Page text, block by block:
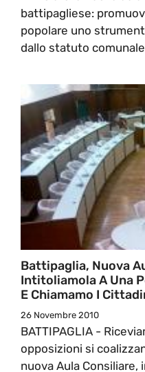
battipagliese:
popolare uno
dallo statuto
Battipaglia, Nuova
Intitoliamola A Una
E Chiamamo I
26 Novembre 2010
BATTIPAGLIA -
opposizioni si
nuova Aula Consiliare,